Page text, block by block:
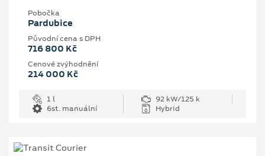
Pobočka
Pardubice
Původní cena s DPH
716 800 Kč
Cenové zvýhodnění
214 000 Kč
1 l
92 kW/125 k
6st. manuální
Hybrid